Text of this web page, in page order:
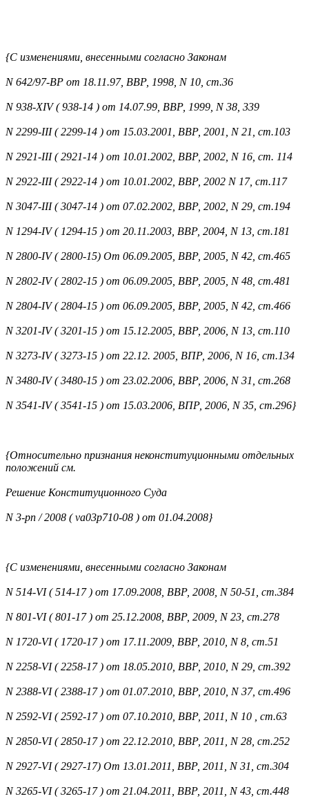
{С изменениями, внесенными согласно Законам
N 642/97-ВР от 18.11.97, ВВР, 1998, N 10, ст.36
N 938-XIV ( 938-14 ) от 14.07.99, ВВР, 1999, N 38, 339
N 2299-III ( 2299-14 ) от 15.03.2001, ВВР, 2001, N 21, ст.103
N 2921-III ( 2921-14 ) от 10.01.2002, ВВР, 2002, N 16, ст. 114
N 2922-III ( 2922-14 ) от 10.01.2002, ВВР, 2002 N 17, ст.117
N 3047-III ( 3047-14 ) от 07.02.2002, ВВР, 2002, N 29, ст.194
N 1294-IV ( 1294-15 ) от 20.11.2003, ВВР, 2004, N 13, ст.181
N 2800-IV ( 2800-15) От 06.09.2005, ВВР, 2005, N 42, ст.465
N 2802-IV ( 2802-15 ) от 06.09.2005, ВВР, 2005, N 48, ст.481
N 2804-IV ( 2804-15 ) от 06.09.2005, ВВР, 2005, N 42, ст.466
N 3201-IV ( 3201-15 ) от 15.12.2005, ВВР, 2006, N 13, ст.110
N 3273-IV ( 3273-15 ) от 22.12. 2005, ВПР, 2006, N 16, ст.134
N 3480-IV ( 3480-15 ) от 23.02.2006, ВВР, 2006, N 31, ст.268
N 3541-IV ( 3541-15 ) от 15.03.2006, ВПР, 2006, N 35, ст.296}
{Относительно признания неконституционными отдельных
положений см.
Решение Конституционного Суда
N 3-рп / 2008 ( va03p710-08 ) от 01.04.2008}
{С изменениями, внесенными согласно Законам
N 514-VI ( 514-17 ) от 17.09.2008, ВВР, 2008, N 50-51, ст.384
N 801-VI ( 801-17 ) от 25.12.2008, ВВР, 2009, N 23, ст.278
N 1720-VI ( 1720-17 ) от 17.11.2009, ВВР, 2010, N 8, ст.51
N 2258-VI ( 2258-17 ) от 18.05.2010, ВВР, 2010, N 29, ст.392
N 2388-VI ( 2388-17 ) от 01.07.2010, ВВР, 2010, N 37, ст.496
N 2592-VI ( 2592-17 ) от 07.10.2010, ВВР, 2011, N 10 , ст.63
N 2850-VI ( 2850-17 ) от 22.12.2010, ВВР, 2011, N 28, ст.252
N 2927-VI ( 2927-17) От 13.01.2011, ВВР, 2011, N 31, ст.304
N 3265-VI ( 3265-17 ) от 21.04.2011, ВВР, 2011, N 43, ст.448